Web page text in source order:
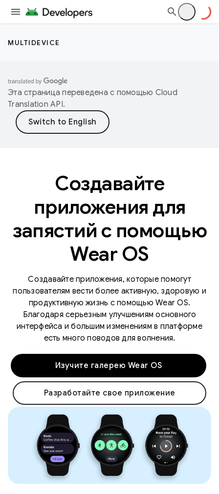
MULTIDEVICE
Эта страница переведена с помощью Cloud
Translation API.
Создавайте
приложения для
запястий с помощью
Wear OS
Создавайте приложения, которые помогут
пользователям вести более активную, здоровую и
продуктивную жизнь с помощью Wear OS.
Благодаря серьезным улучшениям основного
интерфейса и большим изменениям в платформе
есть много поводов для волнения.
Изучите галерею Wear OS
Разработайте свое приложение